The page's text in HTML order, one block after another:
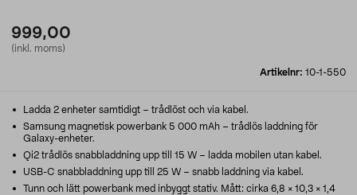
999,00
(inkl. moms)
Artikelnr: 10-1-550
Ladda 2 enheter samtidigt – trådlöst och via kabel.
Samsung magnetisk powerbank 5 000 mAh – trådlös laddning för
Galaxy-enheter.
Qi2 trådlös snabbladdning upp till 15 W – ladda mobilen utan kabel.
USB-C snabbladdning upp till 25 W – snabb laddning via kabel.
Tunn och lätt powerbank med inbyggt stativ. Mått: cirka 6,8 × 10,3 × 1,4